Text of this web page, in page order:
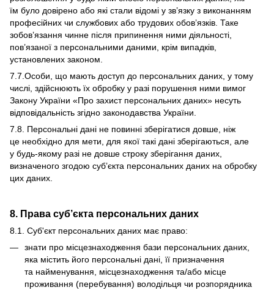
їм було довірено або які стали відомі у зв’язку з виконанням
професійних чи службових або трудових обов’язків. Таке
зобов’язання чинне після припинення ними діяльності,
пов’язаної з персональними даними, крім випадків,
установлених законом.
7.7.Особи, що мають доступ до персональних даних, у тому
числі, здійснюють їх обробку у разі порушення ними вимог
Закону України «Про захист персональних даних» несуть
відповідальність згідно законодавства України.
7.8. Персональні дані не повинні зберігатися довше, ніж
це необхідно для мети, для якої такі дані зберігаються, але
у будь-якому разі не довше строку зберігання даних,
визначеного згодою суб’єкта персональних даних на обробку
цих даних.
8. Права суб’єкта персональних даних
8.1. Суб'єкт персональних даних має право:
знати про місцезнаходження бази персональних даних,
яка містить його персональні дані, її призначення
та найменування, місцезнаходження та/або місце
проживання (перебування) володільця чи розпорядника